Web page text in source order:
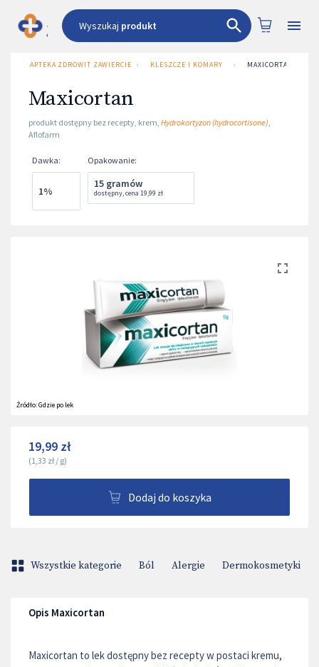
Wyszukaj produkt
APTEKA ZDROWIT ZAWIERCIE UL. 3 MAJA 1
› KLESZCZE I KOMARY › MAXICORTAN
Maxicortan
produkt dostępny bez recepty, krem, Hydrokortyzon (hydrocortisone),
Aflofarm
Dawka:
1%
Opakowanie:
15 gramów
dostępny,cena 19,99 zł
Źródło:Gdzie po lek
19,99 zł
(1,33 zł / g)
Dodaj do koszyka
Wszystkie kategorie Ból Alergie Dermokosmetyki
Opis Maxicortan
Maxicortan to lek dostępny bez recepty w postaci kremu,